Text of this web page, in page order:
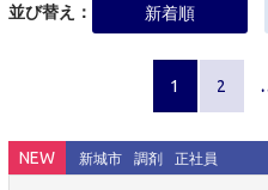
並び替え： 新着順
1 2
NEW 新城市 調剤 正社員